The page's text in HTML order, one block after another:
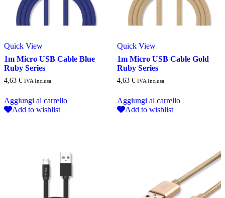
Quick View
1m Micro USB Cable Blue
Ruby Series
4,63 € IVA Inclusa
Aggiungi al carrello
Add to wishlist
Quick View
1m Micro USB Cable Gold
Ruby Series
4,63 € IVA Inclusa
Aggiungi al carrello
Add to wishlist